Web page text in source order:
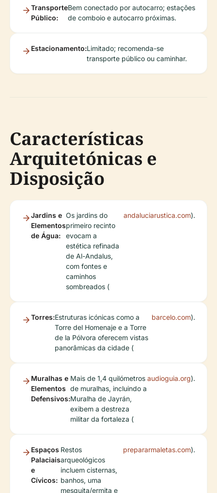
Transporte
Público:
Bem conectado por autocarro; estações
de comboio e autocarro próximas.
Estacionamento:Limitado; recomenda-se
transporte público ou caminhar.
Características
Arquitetónicas e
Disposição
Jardins e
Elementos
de Água:
Os jardins do
primeiro recinto
evocam a
estética refinada
de Al-Andalus,
com fontes e
caminhos
sombreados (
andaluciarustica.com).
Torres:Estruturas icónicas como a
Torre del Homenaje e a Torre
de la Pólvora oferecem vistas
panorâmicas da cidade (
barcelo.com).
Muralhas e
Elementos
Defensivos:
Mais de 1,4 quilómetros
de muralhas, incluindo a
Muralha de Jayrán,
exibem a destreza
militar da fortaleza (
audioguia.org).
Espaços
Palaciais
e
Cívicos:
Restos
arqueológicos
incluem cisternas,
banhos, uma
mesquita/ermita e
prepararmaletas.com).